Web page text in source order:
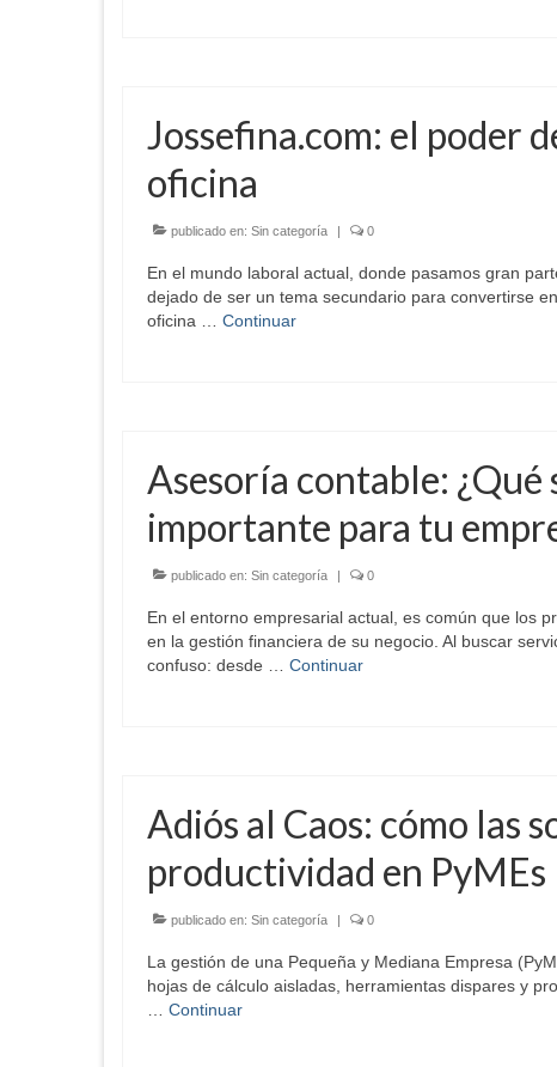
Jossefina.com: el poder
oficina
publicado en: Sin categoría | 0
En el mundo laboral actual, donde pasamos gran
dejado de ser un tema secundario para convertirse
oficina … Continuar
Asesoría contable: ¿Qué
importante para tu
publicado en: Sin categoría | 0
En el entorno empresarial actual, es común que los
en la gestión financiera de su negocio. Al buscar
confuso: desde … Continuar
Adiós al Caos: cómo las
productividad en PyMEs
publicado en: Sin categoría | 0
La gestión de una Pequeña y Mediana Empresa
hojas de cálculo aisladas, herramientas dispares y
Continuar